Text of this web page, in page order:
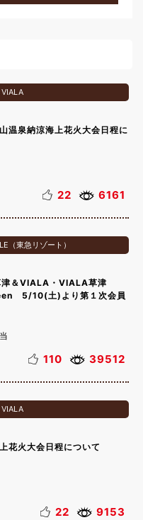
温泉納涼海上花火大会日程に
22 6161
（東急リゾート）
津＆VIALA・VIALA草津
5/10(土)より第１次会員
110 39512
花火大会日程について
22 9153